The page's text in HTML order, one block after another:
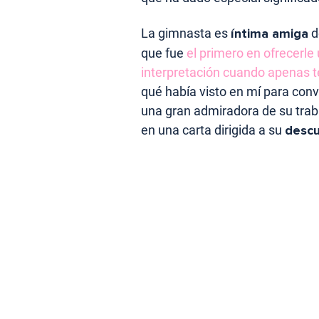
La gimnasta es íntima amiga
que fue el primero en ofrecerle
interpretación cuando apenas
qué había visto en mí para
una gran admiradora de su
en una carta dirigida a su